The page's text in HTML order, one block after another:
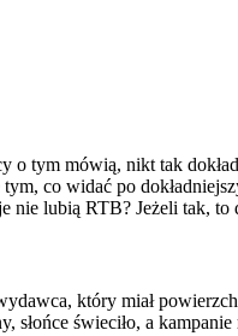
tym mówią, nikt tak
co widać po
nie lubią RTB? Jeżeli tak, to
który miał
słońce świeciło, a